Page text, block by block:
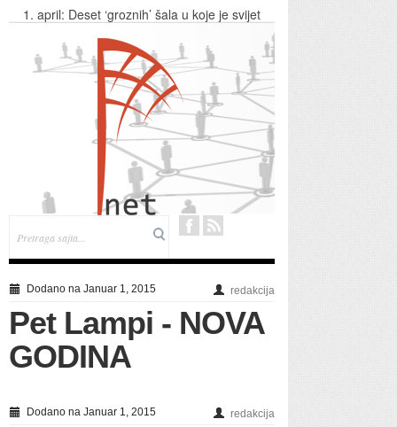
1. april: Deset ‘groznih’ šala u koje je svijet
Evo kako da se izborite s neprijatnim mirisom
stopala
Snažan vjetar u Banjaluci
“Hej, Sloveni” himna Crne Gore?!
Koga hoće, hoće - Osvojili milion funti drugi put
u dvije godine!
Dodano na Januar 1, 2015 redakcija
Pet Lampi - NOVA
GODINA
Dodano na Januar 1, 2015 redakcija